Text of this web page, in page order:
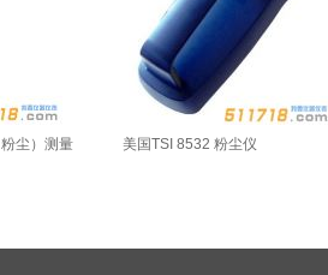
尘）测量
美国TSI 8532 粉尘仪